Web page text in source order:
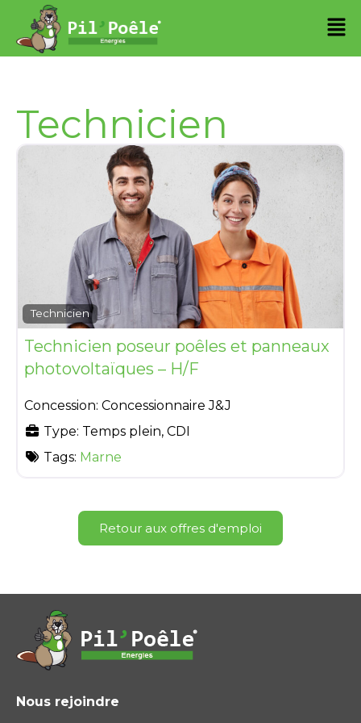
Technicien
Technicien
Technicien poseur poêles et panneaux
photovoltaïques – H/F
Concession: Concessionnaire J&J
Type: Temps plein, CDI
Tags: Marne
Retour aux offres d'emploi
Nous rejoindre